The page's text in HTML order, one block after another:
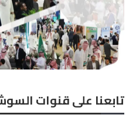
تابعنا على قنوات